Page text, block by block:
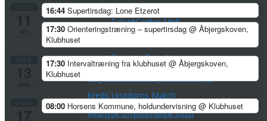
Talentudviking
TalentCenter Midt
Sportscollege Horsens
Kreds Ungdoms Match
Midtjysk Ungdomsliga 2026
16:44 Supertirsdag: Lone Etzerot
17:30 Orienteringstræning – supertirsdag @ Åbjergskoven,
Klubhuset
17:30 Intervaltræning fra klubhuset @ Åbjergskoven,
Klubhuset
08:00 Horsens Kommune, holdundervisning @ Klubhuset